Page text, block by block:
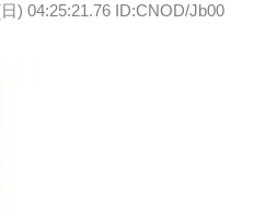
) 04:25:21.76 ID:CNOD/Jb00